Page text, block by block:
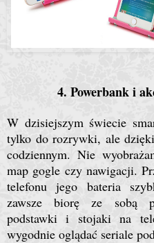
4. Powerbank i
W dzisiejszym świecie
tylko do rozrywki, ale
codziennym. Nie
map gogle czy nawigacji.
telefonu jego bateria
zawsze biorę ze sobą
podstawki i stojaki na
wygodnie oglądać seriale